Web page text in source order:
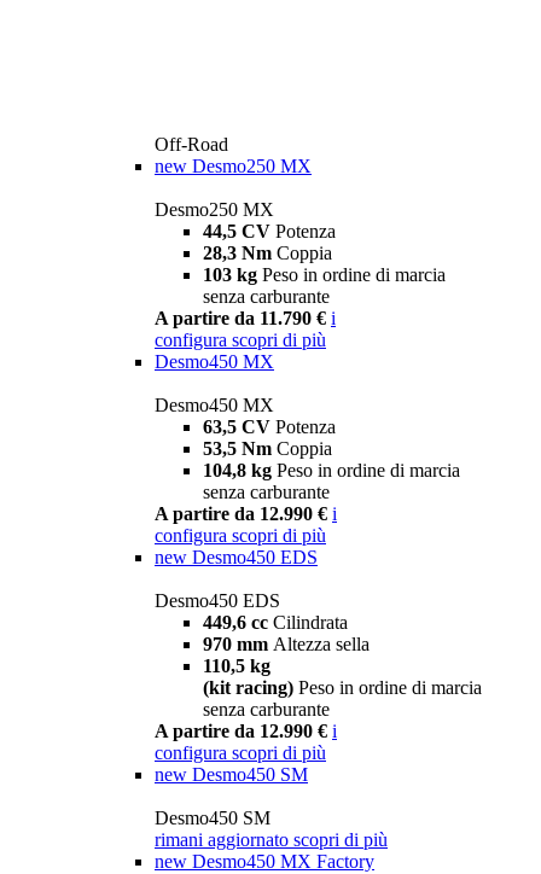
Off-Road
new Desmo250 MX
Desmo250 MX
44,5 CV Potenza
28,3 Nm Coppia
103 kg Peso in ordine di marcia
senza carburante
A partire da 11.790 € i
configura scopri di più
Desmo450 MX
Desmo450 MX
63,5 CV Potenza
53,5 Nm Coppia
104,8 kg Peso in ordine di marcia
senza carburante
A partire da 12.990 € i
configura scopri di più
new Desmo450 EDS
Desmo450 EDS
449,6 cc Cilindrata
970 mm Altezza sella
110,5 kg
(kit racing) Peso in ordine di marcia
senza carburante
A partire da 12.990 € i
configura scopri di più
new Desmo450 SM
Desmo450 SM
rimani aggiornato scopri di più
new Desmo450 MX Factory